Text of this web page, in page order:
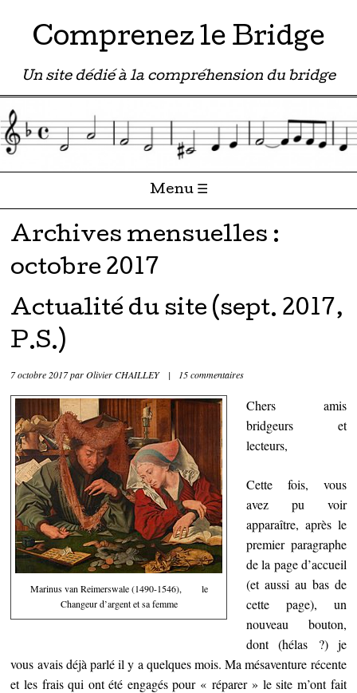
Comprenez le Bridge
Un site dédié à la compréhension du bridge
Menu ☰
Passer directement au contenu
Archives mensuelles :
octobre 2017
Actualité du site (sept. 2017,
P.S.)
7 octobre 2017parOlivier CHAILLEY | 15 commentaires
Marinus van Reimerswale (1490-1546), le
Changeur d’argent et sa femme
Chers amis
bridgeurs et
lecteurs,
Cette fois, vous
avez pu voir
apparaître, après le
premier paragraphe
de la page d’accueil
(et aussi au bas de
cette page), un
nouveau bouton,
dont (hélas ?) je
vous avais déjà parlé il y a quelques mois. Ma mésaventure récente
et les frais qui ont été engagés pour « réparer » le site m’ont fait